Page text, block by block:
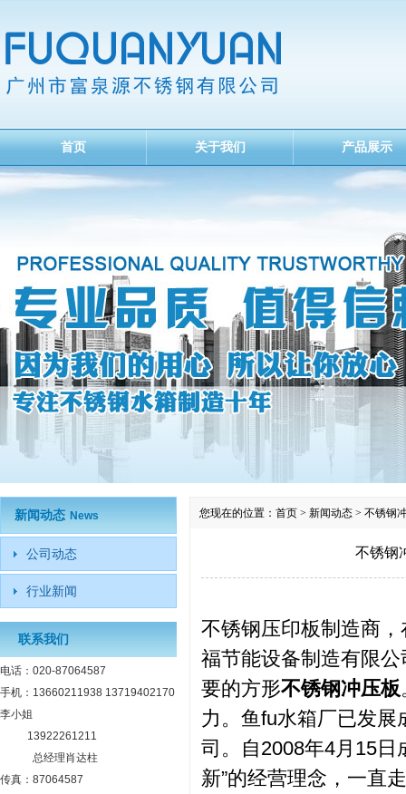
首页 关于我们 产品展示
您现在的位置： 首页 > 新闻动态 > 不锈钢
不锈钢
不锈钢压印板制造商
福节能设备制造有限
要的方形不锈钢冲压板
力。鱼fu水箱厂已发
司。自2008年4月15日
新”的经营理念，一直
新闻动态 News
公司动态
行业新闻
联系我们
电话：020-87064587
手机：13660211938 13719402170
李小姐
13922261211
总经理肖达柱
传真：87064587